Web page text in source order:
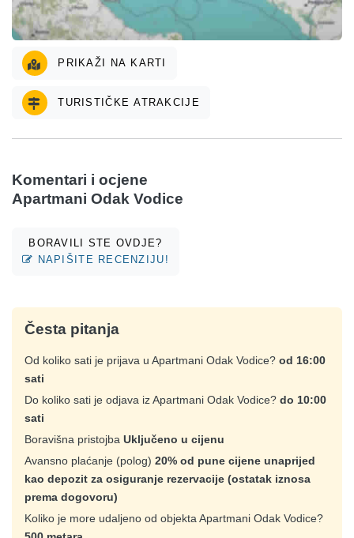
PRIKAŽI NA KARTI
TURISTIČKE ATRAKCIJE
Komentari i ocjene
Apartmani Odak Vodice
BORAVILI STE OVDJE?
NAPIŠITE RECENZIJU!
Česta pitanja
Od koliko sati je prijava u Apartmani Odak Vodice? od 16:00
sati
Do koliko sati je odjava iz Apartmani Odak Vodice? do 10:00
sati
Boravišna pristojba Uključeno u cijenu
Avansno plaćanje (polog) 20% od pune cijene unaprijed
kao depozit za osiguranje rezervacije (ostatak iznosa
prema dogovoru)
Koliko je more udaljeno od objekta Apartmani Odak Vodice?